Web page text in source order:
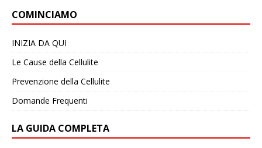
COMINCIAMO
INIZIA DA QUI
Le Cause della Cellulite
Prevenzione della Cellulite
Domande Frequenti
LA GUIDA COMPLETA